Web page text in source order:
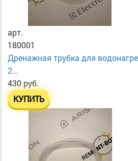
арт.
180001
Дренажная трубка для
2...
430 руб.
КУПИТЬ